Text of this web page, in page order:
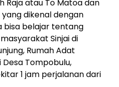
Raja atau To Matoa dan
dikenal dengan
bisa belajar tentang
Sinjai di
Rumah Adat
Tompobulu,
1 jam perjalanan dari